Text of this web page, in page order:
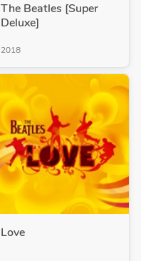
The Beatles [Super
Deluxe]
2018
Love